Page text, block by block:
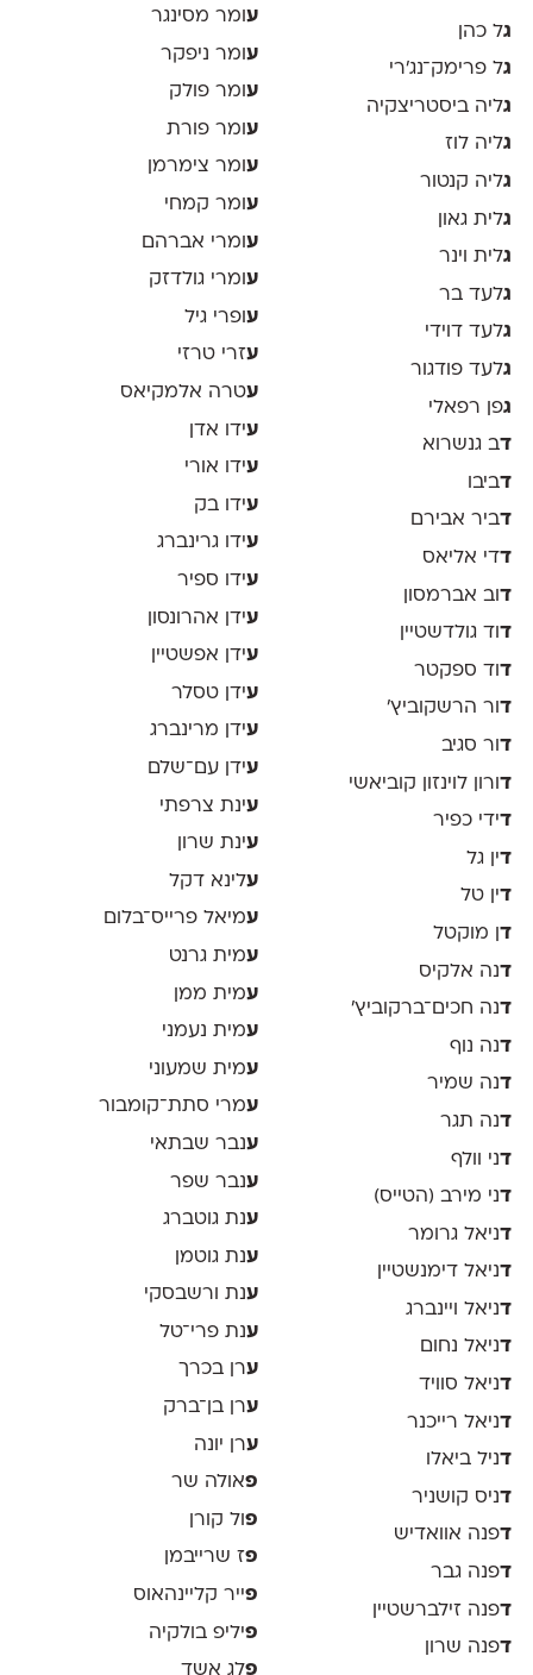
גל כהן
גל פרימק־נג׳רי
גליה ביסטריצקיה
גליה לוז
גליה קנטור
גלית גאון
גלית וינר
גלעד בר
גלעד דוידי
גלעד פודגור
גפן רפאלי
דב גנשרוא
דביבו
דביר אבירם
דדי אליאס
דוב אברמסון
דוד גולדשטיין
דוד ספקטר
דור הרשקוביץ׳
דור סגיב
דורון לוינזון קוביאשי
דידי כפיר
דין גל
דין טל
דן מוקטל
דנה אלקיס
דנה חכים־ברקוביץ׳
דנה נוף
דנה שמיר
דנה תגר
דני וולף
דני מירב (הטייס)
דניאל גרומר
דניאל דימנשטיין
דניאל ויינברג
דניאל נחום
דניאל סוויד
דניאל רייכנר
דניל ביאלו
דניס קושניר
דפנה אוואדיש
דפנה גבר
דפנה זילברשטיין
דפנה שרון
ע ומר מסינגר
ע ומר ניפקר
עומר פולק
ע ומר פורת
עומר צימרמן
ע ומר קמחי
ע ומרי אברהם
עומרי גולדזק
ע ופרי גיל
עזרי טרזי
עטרה אלמקיאס
עידו אדן
עידו אורי
עידו בק
עידו גרינברג
עידו ספיר
עידן אהרונסון
עידן אפשטיין
עידן טסלר
עידן מרינברג
עידן עם־שלם
עינת צרפתי
עינת שרון
עלינא דקל
עמיאל פרייס־בלום
עמית גרנט
עמית ממן
עמית נעמני
עמית שמעוני
עמרי סתת־קומבור
ענבר שבתאי
ענבר שפר
ענת גוטברג
ענת גוטמן
ענת ורשבסקי
ענת פרי־טל
ערן בכרך
ערן בן־ברק
ערן יונה
פאולה שר
פ ול קורן
פז שרייבמן
פייר קליינהאוס
פיליפ בולקיה
פלג אשד